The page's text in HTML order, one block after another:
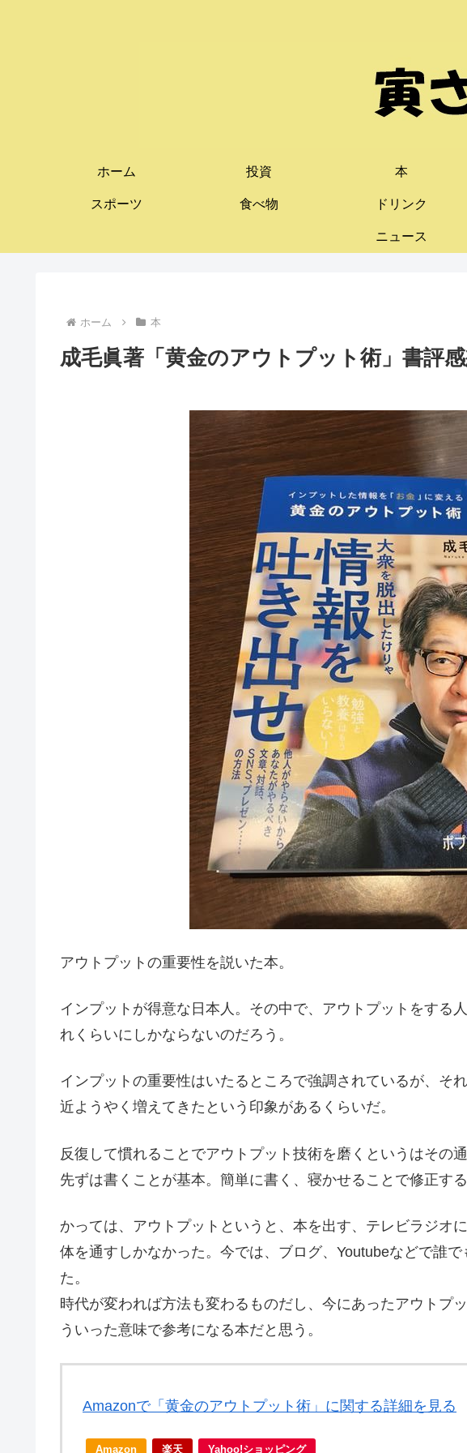
ホーム 投資 本
スポーツ 食べ物 ドリンク
ニュース
ホーム 本
成毛眞著「黄金のアウトプット術」書評
アウトプットの重要性を説いた本。
インプットが得意な日本人。その中で、アウトプットをする
れくらいにしかならないのだろう。
インプットの重要性はいたるところで強調されているが、そ
近ようやく増えてきたという印象があるくらいだ。
反復して慣れることでアウトプット技術を磨くというはその通
先ずは書くことが基本。簡単に書く、寝かせることで修正する
かっては、アウトプットというと、本を出す、テレビラジオ
体を通すしかなかった。今では、ブログ、Youtubeなどで誰
た。
時代が変われば方法も変わるものだし、今にあったアウトプ
ういった意味で参考になる本だと思う。
Amazonで「黄金のアウトプット術」に関する詳細を見る
Amazon 楽天 Yahoo!ショッピング